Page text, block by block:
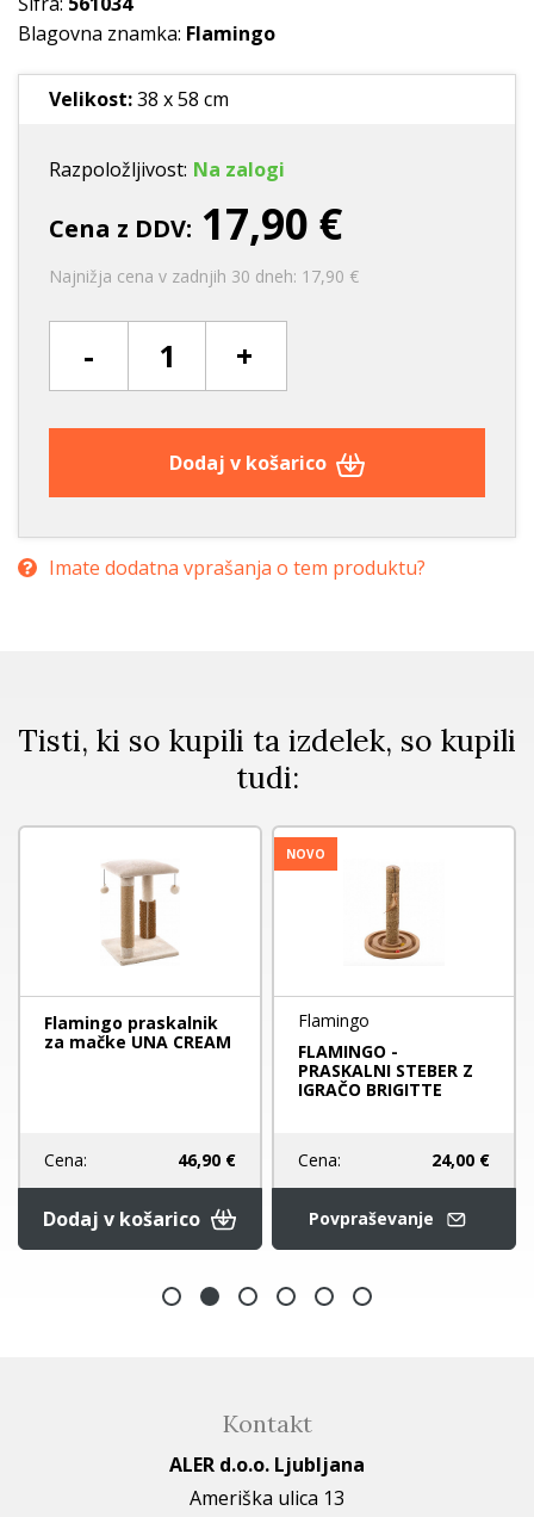
Blagovna znamka: Flamingo
Velikost:38 x 58 cm
Razpoložljivost: Na zalogi
Cena z DDV: 17,90 €
Najnižja cena v zadnjih 30 dneh: 17,90 €
- +
Dodaj v košarico
Imate dodatna vprašanja o tem produktu?
Tisti, ki so kupili ta izdelek, so kupili
tudi:
Flamingo praskalnik
za mačke UNA CREAM
Cena: 46,90 €
Dodaj v košarico
NOVO
Flamingo
FLAMINGO -
PRASKALNI STEBER Z
IGRAČO BRIGITTE
Cena: 24,00 €
Povpraševanje
Kontakt
ALER d.o.o. Ljubljana
Ameriška ulica 13